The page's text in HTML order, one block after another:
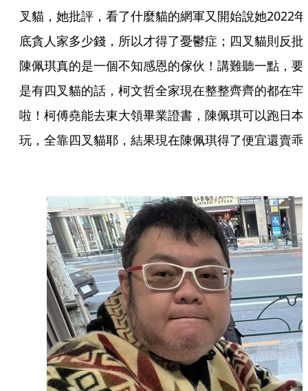
叉貓，她批評，看了什麼貓的網軍又開始說她2022年
底貪人家多少錢，所以才得了憂鬱症；四叉貓則反批
陳佩琪真的是一個不知感恩的傢伙！講難聽一點，要
是有四叉貓的話，柯文哲全家現在整整齊齊的都在牢
啦！柯傅堯能去東大領畢業證書，陳佩琪可以跑日本
玩，全靠四叉貓耶，結果現在陳佩琪得了便宜還賣乖